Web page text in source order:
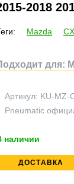
2018
Mazda
для:
Артикул: KU-MZ-
Pneumatic
наличии
ДОСТАВКА